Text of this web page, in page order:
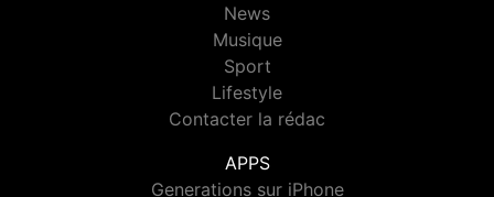
News
Musique
Sport
Lifestyle
Contacter la rédac
APPS
Generations sur iPhone